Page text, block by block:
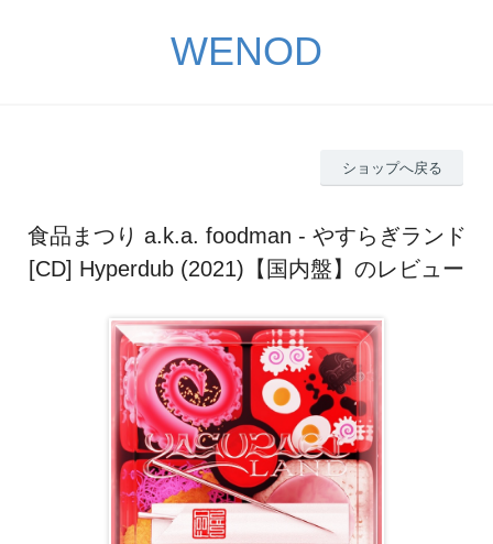
WENOD
ショップへ戻る
食品まつり a.k.a. foodman - やすらぎランド
[CD] Hyperdub (2021)【国内盤】のレビュー